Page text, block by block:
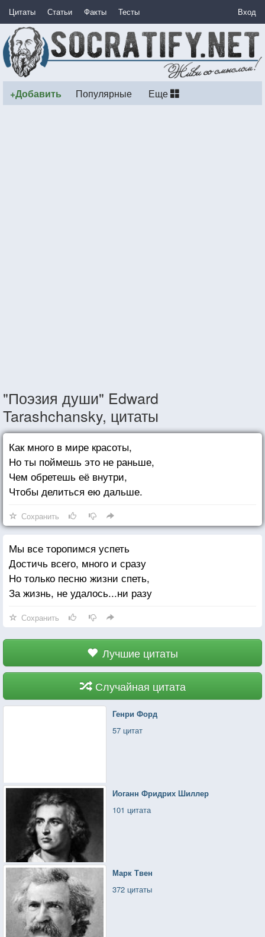
Цитаты Статьи Факты Тесты Вход
+Добавить Популярные Еще
"Поэзия души" Edward
Tarashchansky, цитаты
Как много в мире красоты,
Но ты поймешь это не раньше,
Чем обретешь её внутри,
Чтобы делиться eю дальше.
Сохранить
Мы все торопимся успеть
Достичь всего, много и сразу
Но только песню жизни спеть,
За жизнь, не удалось...ни разу
Сохранить
Лучшие цитаты
Случайная цитата
Генри Форд
57 цитат
Иоганн Фридрих Шиллер
101 цитата
Марк Твен
372 цитаты